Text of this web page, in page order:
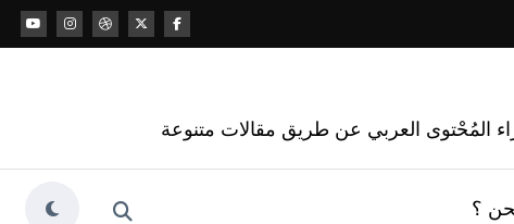
المُحْتوى العربي عن طريق مقالات متنوعة
؟